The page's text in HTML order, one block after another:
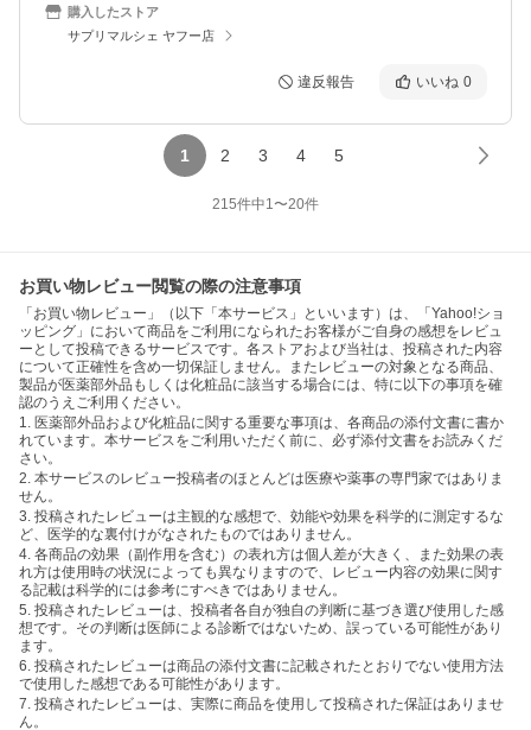
購入したストア
サプリマルシェ ヤフー店
違反報告 いいね 0
1 2 3 4 5
215件中1〜20件
お買い物レビュー閲覧の際の注意事項
「お買い物レビュー」（以下「本サービス」といいます）は、「Yahoo!ショ
ッピング」において商品をご利用になられたお客様がご自身の感想をレビュ
ーとして投稿できるサービスです。各ストアおよび当社は、投稿された内容
について正確性を含め一切保証しません。またレビューの対象となる商品、
製品が医薬部外品もしくは化粧品に該当する場合には、特に以下の事項を確
認のうえご利用ください。
1. 医薬部外品および化粧品に関する重要な事項は、各商品の添付文書に書か
れています。本サービスをご利用いただく前に、必ず添付文書をお読みくだ
さい。
2. 本サービスのレビュー投稿者のほとんどは医療や薬事の専門家ではありま
せん。
3. 投稿されたレビューは主観的な感想で、効能や効果を科学的に測定するな
ど、医学的な裏付けがなされたものではありません。
4. 各商品の効果（副作用を含む）の表れ方は個人差が大きく、また効果の表
れ方は使用時の状況によっても異なりますので、レビュー内容の効果に関す
る記載は科学的には参考にすべきではありません。
5. 投稿されたレビューは、投稿者各自が独自の判断に基づき選び使用した感
想です。その判断は医師による診断ではないため、誤っている可能性があり
ます。
6. 投稿されたレビューは商品の添付文書に記載されたとおりでない使用方法
で使用した感想である可能性があります。
7. 投稿されたレビューは、実際に商品を使用して投稿された保証はありませ
ん。